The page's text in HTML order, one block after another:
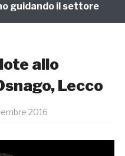
il settore
allo
Lecco
2016